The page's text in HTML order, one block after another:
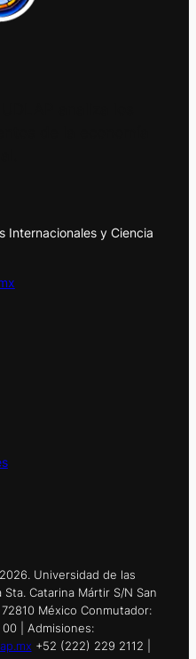
Internacionales y Ciencia
Universidad de las
Catarina Mártir S/N San
México Conmutador:
| Admisiones:
+52 (222) 229 2112 |